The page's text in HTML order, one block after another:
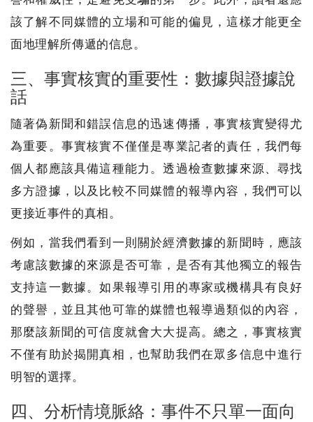
該了解不同媒體的立場和可能的偏見，這樣才能更全
面地理解所傳遞的信息。
三、事實核實的重要性：數據與證據說
話
隨著偽新聞和錯誤信息的迅速傳播，事實核實變得尤
為重要。事實核實不僅僅是專業記者的責任，我們每
個人都應該具備這種能力。透過檢查數據來源、尋找
多方證據，以及比較不同媒體的報導內容，我們可以
更接近事件的真相。
例如，當我們看到一則關於經濟數據的新聞時，應該
考慮該數據的來源是否可靠，是否有其他獨立的報告
支持這一數據。如果報導引用的專家或機構具有良好
的聲譽，並且其他可靠的媒體也報導過類似的內容，
那麼該新聞的可信度就會大大提高。總之，事實核實
不僅有助於揭開真相，也幫助我們在眾多信息中進行
明智的選擇。
四、分析情境脈絡：事件不只單一面向